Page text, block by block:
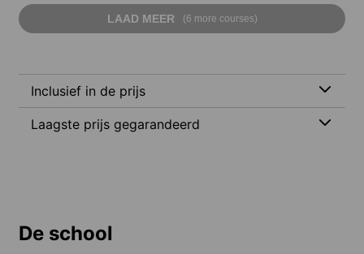
LAAD MEER (6 more courses)
Inclusief in de prijs
Laagste prijs gegarandeerd
De school